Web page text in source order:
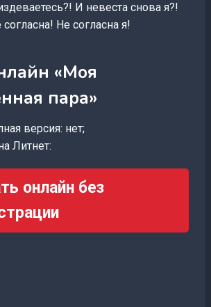
И невеста снова я?!
Не согласна я!
«Моя
пара»
версия: нет;
Литнет:
онлайн без